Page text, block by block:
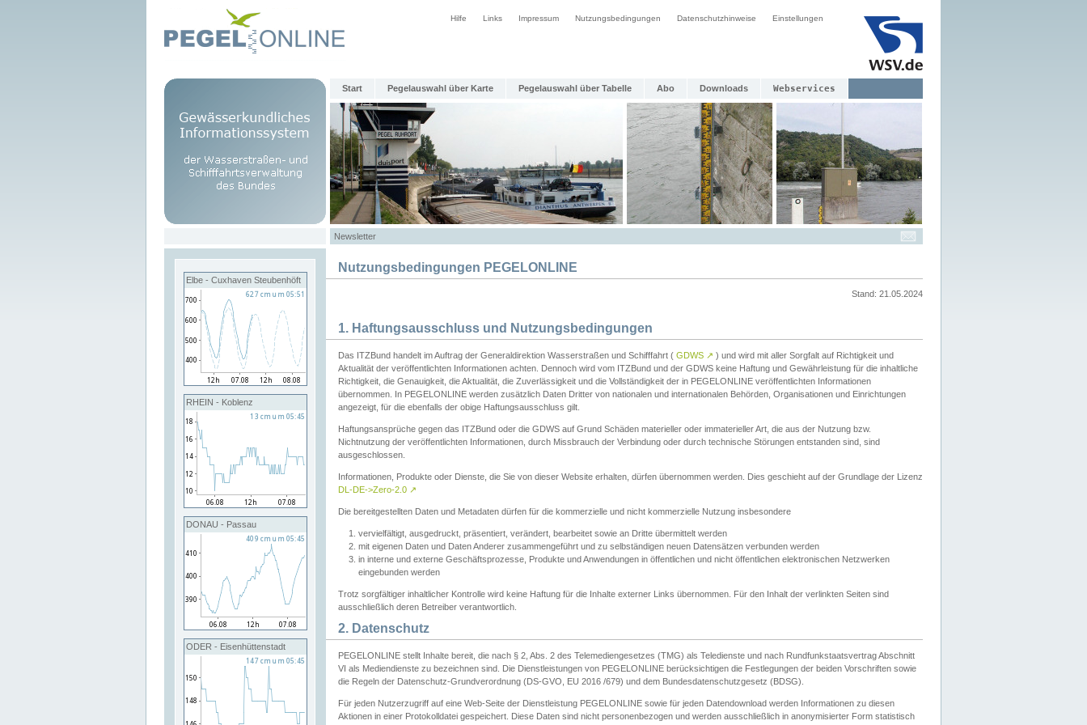
Hilfe Links Impressum Nutzungsbedingungen Datenschutzhinweise Einstellungen
Start Pegelauswahl über Karte Pegelauswahl über Tabelle Abo Downloads Webservices
Newsletter
Elbe - Cuxhaven Steubenhöft
RHEIN - Koblenz
DONAU - Passau
ODER - Eisenhüttenstadt
Nutzungsbedingungen PEGELONLINE
Stand: 21.05.2024
1. Haftungsausschluss und Nutzungsbedingungen
Das ITZBund handelt im Auftrag der Generaldirektion Wasserstraßen und Schifffahrt ( GDWS ↗ ) und wird mit aller Sorgfalt auf Richtigkeit und
Aktualität der veröffentlichten Informationen achten. Dennoch wird vom ITZBund und der GDWS keine Haftung und Gewährleistung für die inhaltliche
Richtigkeit, die Genauigkeit, die Aktualität, die Zuverlässigkeit und die Vollständigkeit der in PEGELONLINE veröffentlichten Informationen
übernommen. In PEGELONLINE werden zusätzlich Daten Dritter von nationalen und internationalen Behörden, Organisationen und Einrichtungen
angezeigt, für die ebenfalls der obige Haftungsausschluss gilt.
Haftungsansprüche gegen das ITZBund oder die GDWS auf Grund Schäden materieller oder immaterieller Art, die aus der Nutzung bzw.
Nichtnutzung der veröffentlichten Informationen, durch Missbrauch der Verbindung oder durch technische Störungen entstanden sind, sind
ausgeschlossen.
Informationen, Produkte oder Dienste, die Sie von dieser Website erhalten, dürfen übernommen werden. Dies geschieht auf der Grundlage der Lizenz
DL-DE->Zero-2.0 ↗
Die bereitgestellten Daten und Metadaten dürfen für die kommerzielle und nicht kommerzielle Nutzung insbesondere
vervielfältigt, ausgedruckt, präsentiert, verändert, bearbeitet sowie an Dritte übermittelt werden
mit eigenen Daten und Daten Anderer zusammengeführt und zu selbständigen neuen Datensätzen verbunden werden
in interne und externe Geschäftsprozesse, Produkte und Anwendungen in öffentlichen und nicht öffentlichen elektronischen Netzwerken
eingebunden werden
Trotz sorgfältiger inhaltlicher Kontrolle wird keine Haftung für die Inhalte externer Links übernommen. Für den Inhalt der verlinkten Seiten sind
ausschließlich deren Betreiber verantwortlich.
2. Datenschutz
PEGELONLINE stellt Inhalte bereit, die nach § 2, Abs. 2 des Telemediengesetzes (TMG) als Teledienste und nach Rundfunkstaatsvertrag Abschnitt
VI als Mediendienste zu bezeichnen sind. Die Dienstleistungen von PEGELONLINE berücksichtigen die Festlegungen der beiden Vorschriften sowie
die Regeln der Datenschutz-Grundverordnung (DS-GVO, EU 2016 /679) und dem Bundesdatenschutzgesetz (BDSG).
Für jeden Nutzerzugriff auf eine Web-Seite der Dienstleistung PEGELONLINE sowie für jeden Datendownload werden Informationen zu diesen
Aktionen in einer Protokolldatei gespeichert. Diese Daten sind nicht personenbezogen und werden ausschließlich in anonymisierter Form statistisch